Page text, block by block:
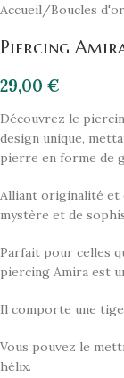
Accueil Boucles
Piercing
29,00 €
Découvrez le
design unique,
pierre en forme de
Alliant originalité et
mystère et de
Parfait pour celles
piercing Amira est
Il comporte une tige
Vous pouvez le
hélix.